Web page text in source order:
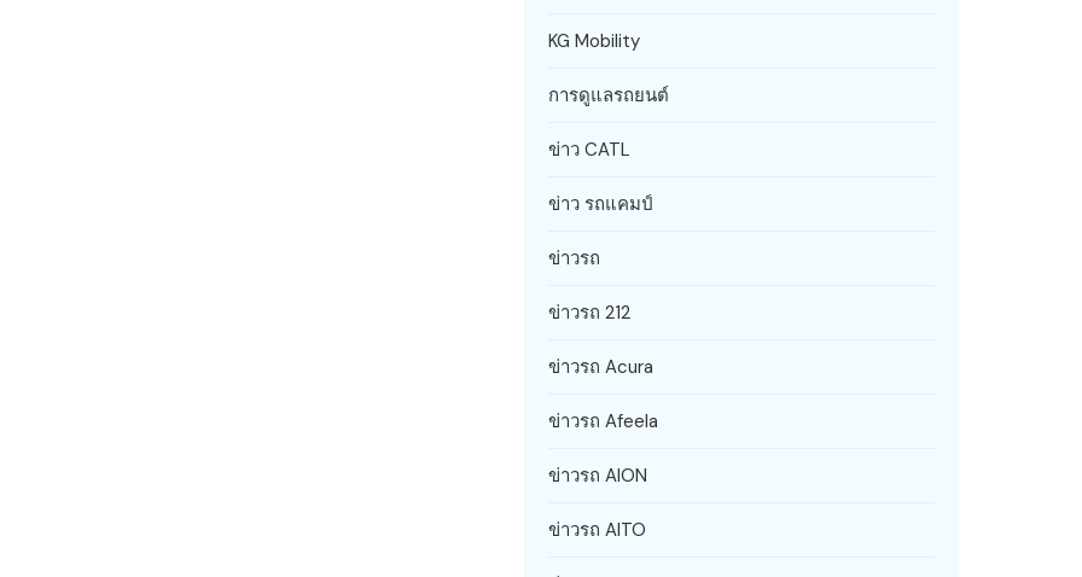
KG Mobility
การดูแลรถยนต์
ข่าว CATL
ข่าว รถแคมป์
ข่าวรถ
ข่าวรถ 212
ข่าวรถ Acura
ข่าวรถ Afeela
ข่าวรถ AION
ข่าวรถ AITO